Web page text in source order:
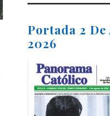
Portada 2 De
2026